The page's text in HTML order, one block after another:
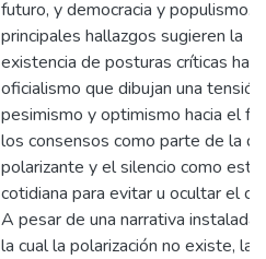
futuro, y democracia y populismo.
principales hallazgos sugieren la
existencia de posturas críticas
oficialismo que dibujan una
pesimismo y optimismo hacia el
los consensos como parte de la
polarizante y el silencio como
cotidiana para evitar u ocultar el
A pesar de una narrativa instalada
la cual la polarización no existe, la